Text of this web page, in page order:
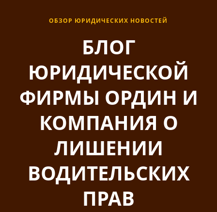
ОБЗОР ЮРИДИЧЕСКИХ НОВОСТЕЙ
БЛОГ
ЮРИДИЧЕСКОЙ
ФИРМЫ ОРДИН И
КОМПАНИЯ О
ЛИШЕНИИ
ВОДИТЕЛЬСКИХ
ПРАВ